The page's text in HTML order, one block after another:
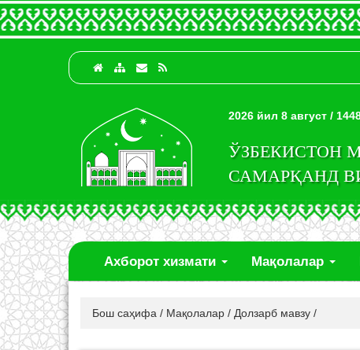
2026 йил 8 август /
ЎЗБЕКИСТОН
САМАРҚАНД
Ахборот хизмати Мақолалар
Бош саҳифа / Мақолалар / Долзарб мавзу /